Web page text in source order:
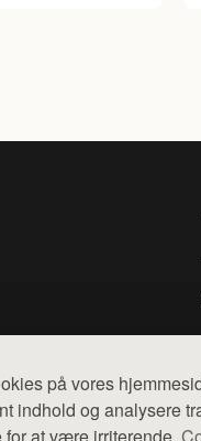
på vores
indhold og analysere